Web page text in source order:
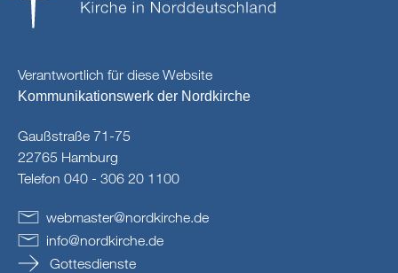
Verantwortlich für diese Website
Kommunikationswerk der Nordkirche
Gaußstraße 71-75
22765 Hamburg
Telefon 040 - 306 20 1100
webmaster@nordkirche.de
info@nordkirche.de
Gottesdienste